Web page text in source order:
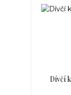
Dívčí